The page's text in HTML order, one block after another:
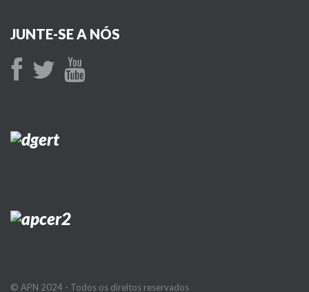
JUNTE-SE A NÓS
© APN 2024 - Todos os direitos reservados